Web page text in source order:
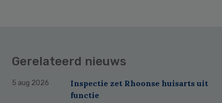
Gerelateerd nieuws
5 aug 2026
Inspectie zet Rhoonse huisarts uit
functie